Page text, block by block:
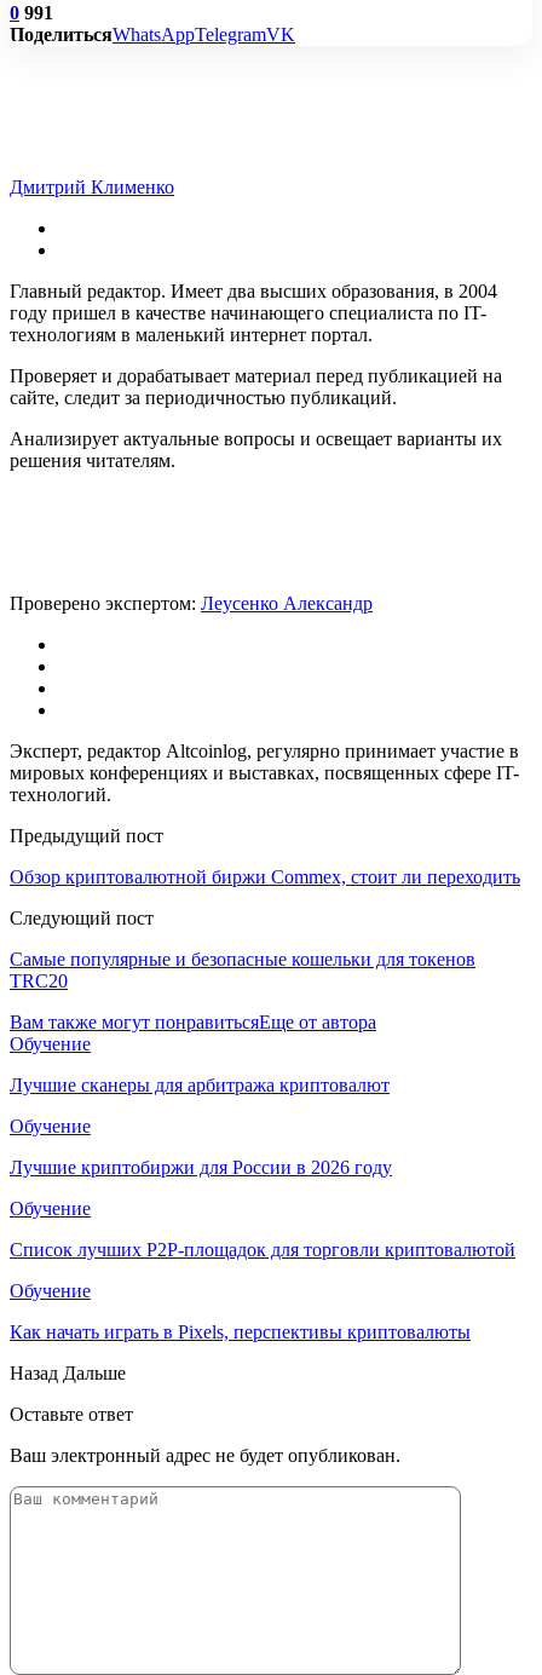
0 991
ПоделитьсяWhatsAppTelegramVK
Дмитрий Клименко
Главный редактор. Имеет два высших образования, в 2004
году пришел в качестве начинающего специалиста по IT-
технологиям в маленький интернет портал.
Проверяет и дорабатывает материал перед публикацией на
сайте, следит за периодичностью публикаций.
Анализирует актуальные вопросы и освещает варианты их
решения читателям.
Проверено экспертом: Леусенко Александр
Эксперт, редактор Altcoinlog, регулярно принимает участие в
мировых конференциях и выставках, посвященных сфере IT-
технологий.
Предыдущий пост
Обзор криптовалютной биржи Сommex, стоит ли переходить
Следующий пост
Самые популярные и безопасные кошельки для токенов
TRC20
Вам также могут понравитьсяЕще от автора
Обучение
Лучшие сканеры для арбитража криптовалют
Обучение
Лучшие криптобиржи для России в 2026 году
Обучение
Список лучших P2P-площадок для торговли криптовалютой
Обучение
Как начать играть в Pixels, перспективы криптовалюты
Назад Дальше
Оставьте ответ
Ваш электронный адрес не будет опубликован.